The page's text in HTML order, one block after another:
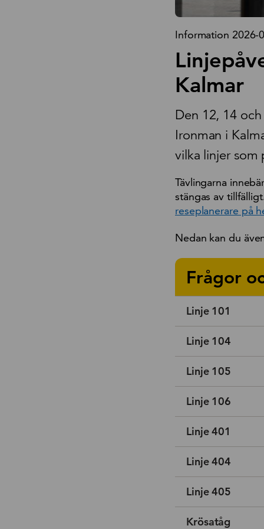
Information 2026-
Kalmar
Den 12, 14
Ironman i
vilka linjer som
Tävlingarna
stängas av
reseplanerare på
Nedan kan du
Frågor
Linje 101
Linje 104
Linje 105
Linje 106
Linje 401
Linje 404
Linje 405
Krösatåg